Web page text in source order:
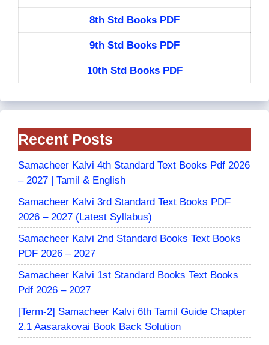
8th Std Books PDF
9th Std Books PDF
10th Std Books PDF
Recent Posts
Samacheer Kalvi 4th Standard Text Books Pdf 2026
– 2027 | Tamil & English
Samacheer Kalvi 3rd Standard Text Books PDF
2026 – 2027 (Latest Syllabus)
Samacheer Kalvi 2nd Standard Books Text Books
PDF 2026 – 2027
Samacheer Kalvi 1st Standard Books Text Books
Pdf 2026 – 2027
[Term-2] Samacheer Kalvi 6th Tamil Guide Chapter
2.1 Aasarakovai Book Back Solution